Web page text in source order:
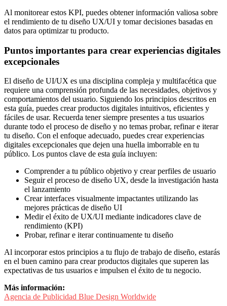
Al monitorear estos KPI, puedes obtener información valiosa sobre
el rendimiento de tu diseño UX/UI y tomar decisiones basadas en
datos para optimizar tu producto.
Puntos importantes para crear experiencias digitales
excepcionales
El diseño de UI/UX es una disciplina compleja y multifacética que
requiere una comprensión profunda de las necesidades, objetivos y
comportamientos del usuario. Siguiendo los principios descritos en
esta guía, puedes crear productos digitales intuitivos, eficientes y
fáciles de usar. Recuerda tener siempre presentes a tus usuarios
durante todo el proceso de diseño y no temas probar, refinar e iterar
tu diseño. Con el enfoque adecuado, puedes crear experiencias
digitales excepcionales que dejen una huella imborrable en tu
público. Los puntos clave de esta guía incluyen:
Comprender a tu público objetivo y crear perfiles de usuario
Seguir el proceso de diseño UX, desde la investigación hasta
el lanzamiento
Crear interfaces visualmente impactantes utilizando las
mejores prácticas de diseño UI
Medir el éxito de UX/UI mediante indicadores clave de
rendimiento (KPI)
Probar, refinar e iterar continuamente tu diseño
Al incorporar estos principios a tu flujo de trabajo de diseño, estarás
en el buen camino para crear productos digitales que superen las
expectativas de tus usuarios e impulsen el éxito de tu negocio.
Más información:
Agencia de Publicidad Blue Design Worldwide